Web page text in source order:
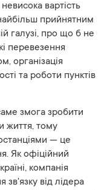
вартість
прийнятним
галузі, про що б не
перевезення
організація
та роботи пунктів
змога зробити
життя, тому
— це
Як офіційний
компанія
від лідера